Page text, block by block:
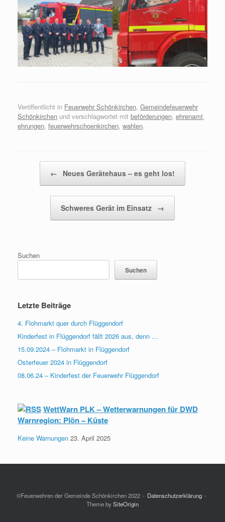
Veröffentlicht in Feuerwehr Schönkirchen, Gemeindefeuerwehr
Schönkirchen und verschlagwortet mit beförderungen, ehrenamt,
ehrungen, feuerwehrschoenkirchen, wahlen.
← Neues Gerätehaus – es geht los!
Schweres Gerät im Einsatz →
Suchen
Suchen
Letzte Beiträge
4. Flohmarkt quer durch Flüggendorf
Kinderfest in Flüggendorf fällt 2026 aus, denn …
15.09.2024 – Flohmarkt in Flüggendorf
Osterfeuer 2024 in Flüggendorf
08.06.24 – Kinderfest der Feuerwehr Flüggendorf
WettWarn PLK – Wetterwarnungen für DWD
Warnregion: Plön – Küste
Keine Warnungen 23. April 2025
©Feuerwehren der Gemeinde Schönkirchen 2022
Datenschutzerklärung
Theme bySiteOrigin